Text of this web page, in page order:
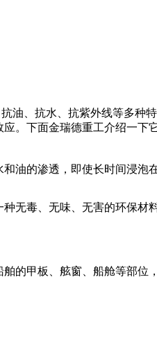
油、抗水、抗紫外线等多种
。下面金瑞德重工介绍一下
油的渗透，即使长时间浸泡
无毒、无味、无害的环保材
的甲板、舷窗、船舱等部位